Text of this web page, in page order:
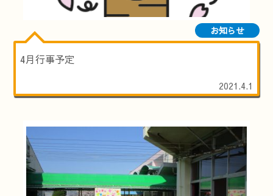
お知らせ
4月行事予定
2021.4.1